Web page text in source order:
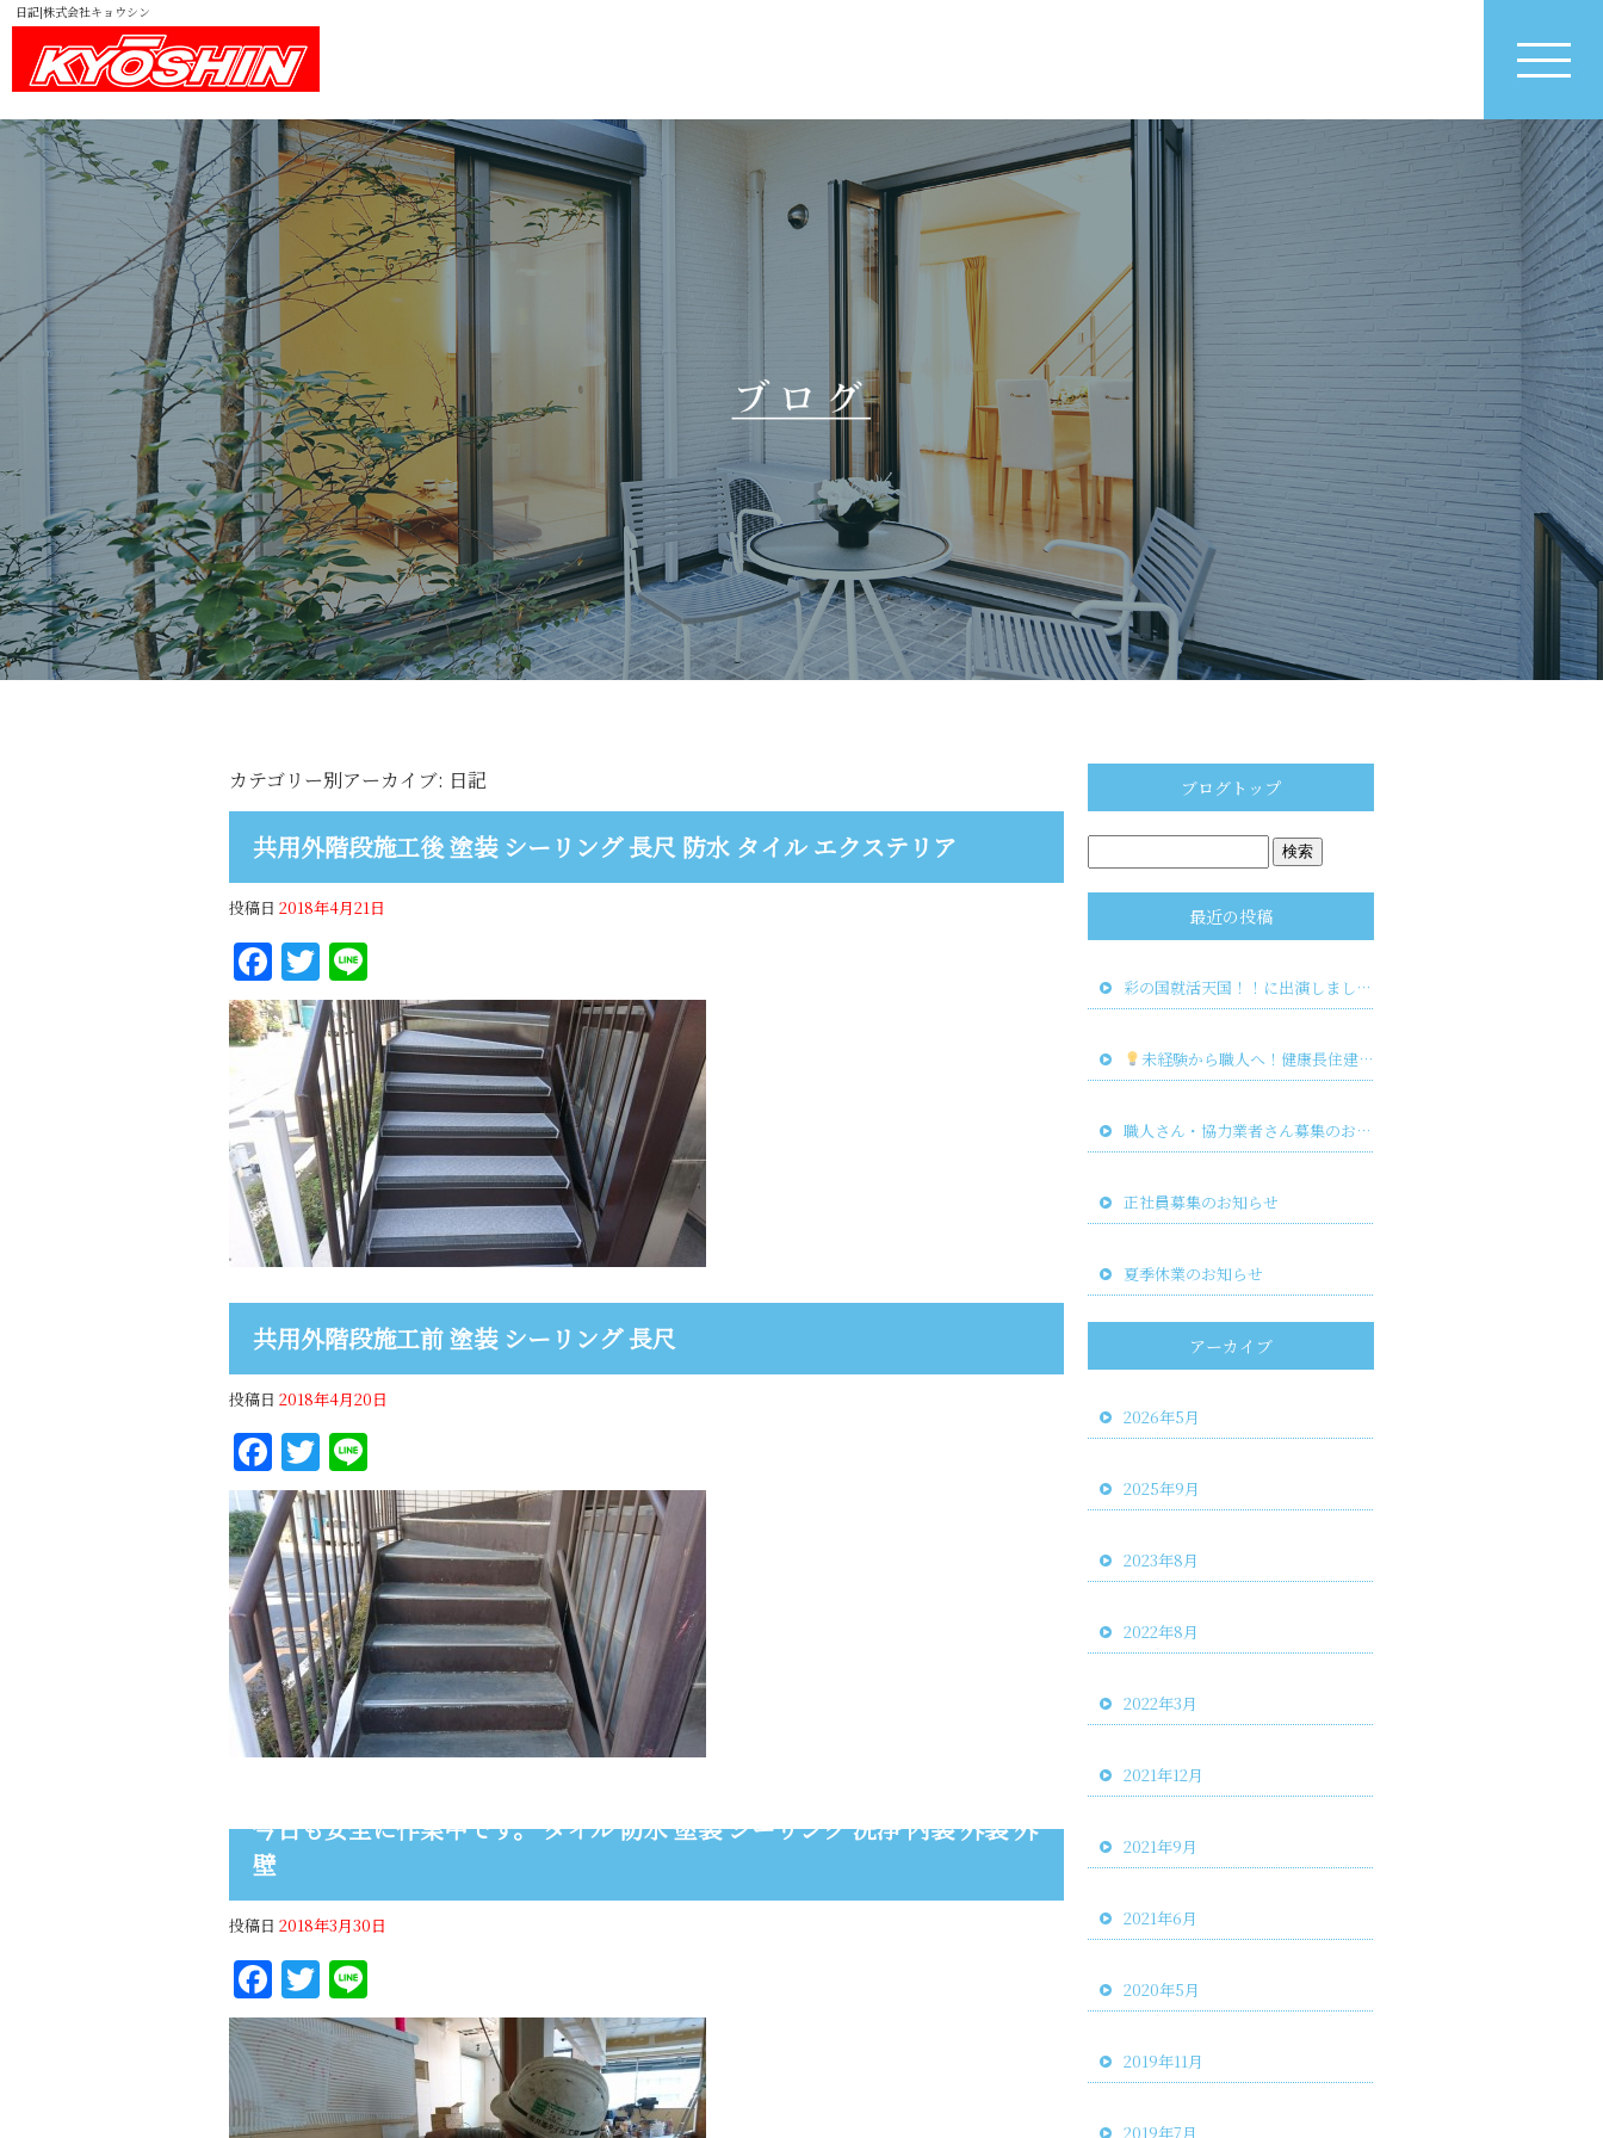
日記|株式会社キョウシン
カテゴリー別アーカイブ: 日記
共用外階段施工後 塗装 シーリング 長尺 防水 タイル エクステリア
投稿日 2018年4月21日
Facebook
Twitter
共用外階段施工前 塗装 シーリング 長尺
投稿日 2018年4月20日
Facebook
Twitter
今日も安全に作業中です。 タイル 防水 塗装 シーリング 洗浄 内装 外装 外
壁
投稿日 2018年3月30日
Facebook
Twitter
ブログトップ
最近の投稿
彩の国就活天国！！に出演しました！
未経験から職人へ！健康長住建物で新しいキャリアを築こう
職人さん・協力業者さん募集のお知らせ
正社員募集のお知らせ
夏季休業のお知らせ
アーカイブ
2026年5月
2025年9月
2023年8月
2022年8月
2022年3月
2021年12月
2021年9月
2021年6月
2020年5月
2019年11月
2019年7月